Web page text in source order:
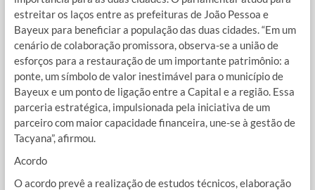
estreitar os laços entre as prefeituras de João Pessoa e
Bayeux para beneficiar a população das duas cidades. “Em um
cenário de colaboração promissora, observa-se a união de
esforços para a restauração de um importante patrimônio: a
ponte, um símbolo de valor inestimável para o município de
Bayeux e um ponto de ligação entre a Capital e a região. Essa
parceria estratégica, impulsionada pela iniciativa de um
parceiro com maior capacidade financeira, une-se à gestão de
Tacyana”, afirmou.
Acordo
O acordo prevê a realização de estudos técnicos, elaboração